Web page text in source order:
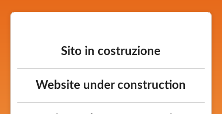
Sito in costruzione
Website under construction